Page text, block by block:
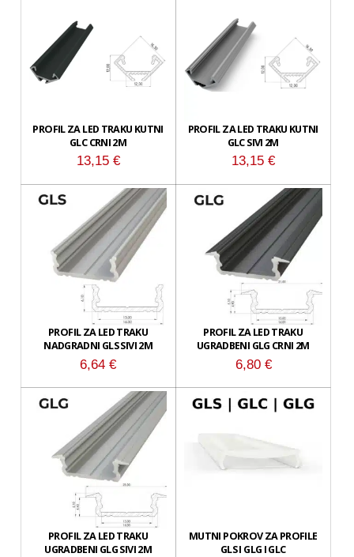
PROFIL ZA LED TRAKU KUTNI
GLC CRNI 2M
13,15 €
PROFIL ZA LED TRAKU KUTNI
GLC SIVI 2M
13,15€
PROFIL ZA LED TRAKU
NADGRADNI GLS SIVI 2M
6,64€
PROFIL ZA LED TRAKU
UGRADBENI GLG CRNI 2M
6,80 €
PROFIL ZA LED TRAKU
UGRADBENI GLG SIVI 2M
MUTNI POKROV ZA PROFILE
GLS I GLG I GLC